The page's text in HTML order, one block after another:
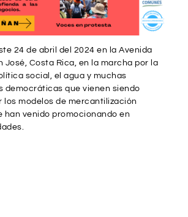
24 de abril del 2024 en la Avenida
José, Costa Rica, en la marcha por la
social, el agua y muchas
democráticas que vienen siendo
los modelos de mercantilización
han venido promocionando en